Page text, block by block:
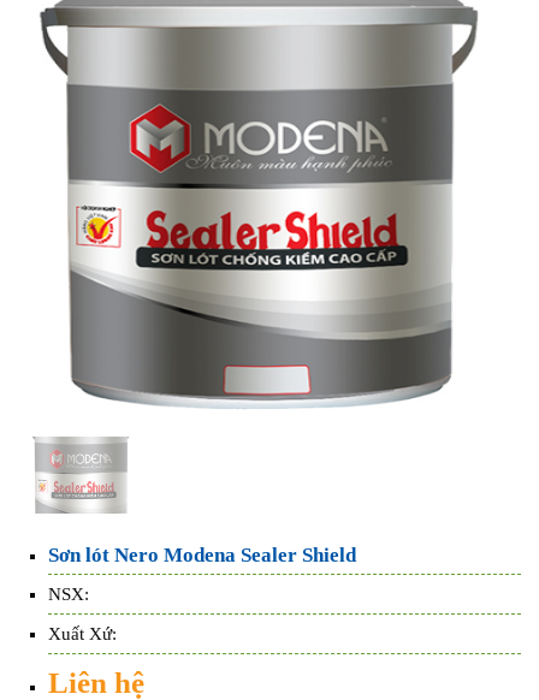
Sơn lót Nero Modena Sealer Shield
NSX:
Xuất Xứ:
Liên hệ